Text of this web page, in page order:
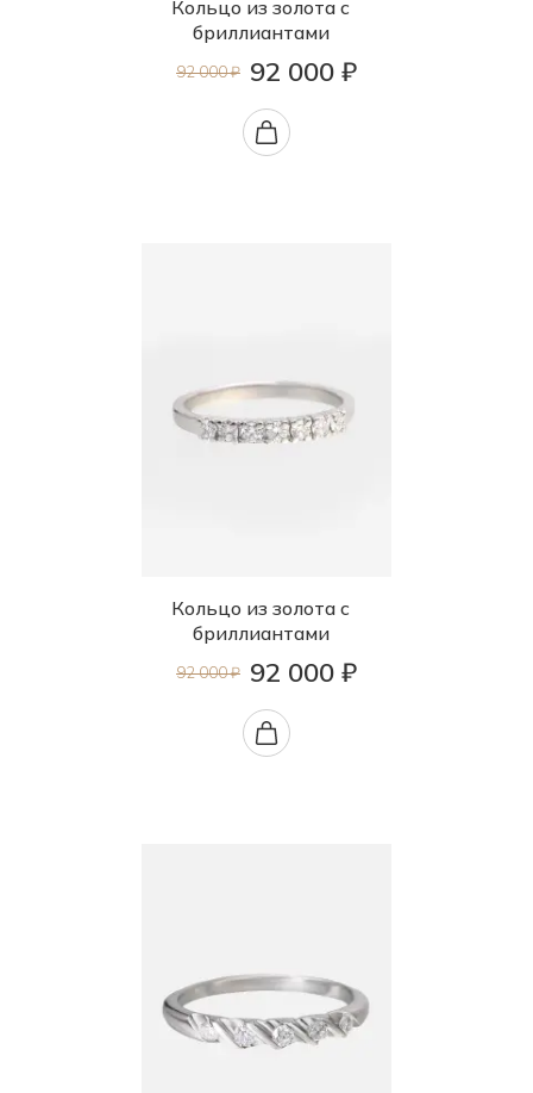
Кольцо из золота с
бриллиантами
92 000 ₽ 92 000 ₽
Кольцо из золота с
бриллиантами
92 000 ₽ 92 000 ₽